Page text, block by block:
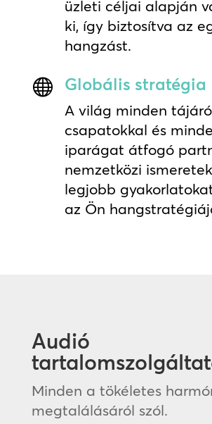
üzleti céljai alapján
ki, így biztosítva az
hangzást.
 Globális stratégia
A világ minden
csapatokkal és
iparágat átfogó
nemzetközi
legjobb
az Ön
Audió
Minden a tökéletes
megtalálásáról szól.